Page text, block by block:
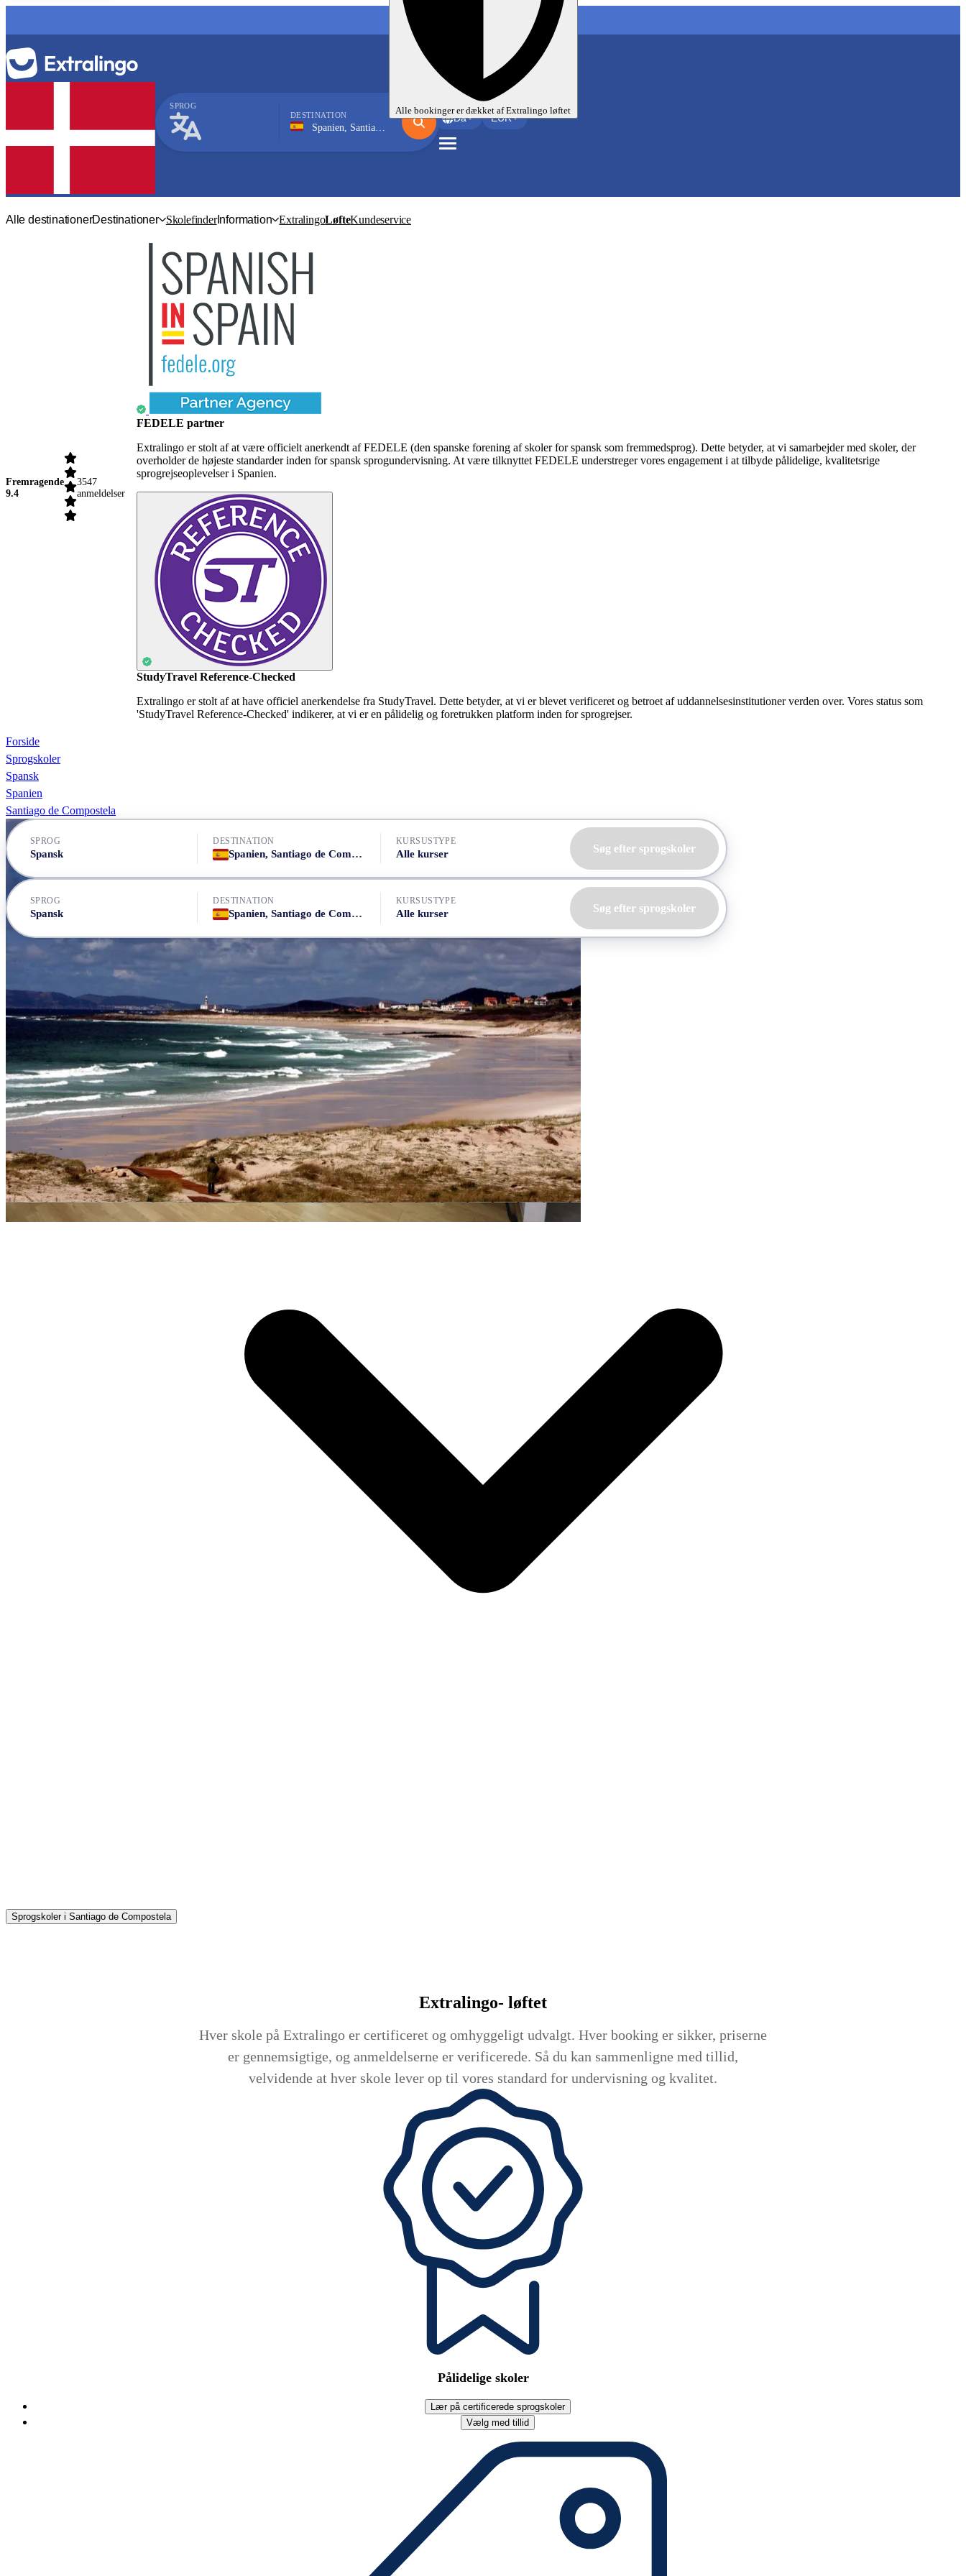
Alle bookinger er dækket afExtralingo løftet
SPROG
DESTINATION
Spanien, Santiago de Compostela
Mine sprogrejser
Da EUR
Alle destinationerDestinationer SkolefinderInformation ExtralingoLøfteKundeservice
Fremragende
9.4
3547
anmeldelser
FEDELE partner
Extralingo er stolt af at være officielt anerkendt af FEDELE (den spanske forening af skoler for spansk som fremmedsprog). Dette betyder, at vi samarbejder med skoler, der
overholder de højeste standarder inden for spansk sprogundervisning. At være tilknyttet FEDELE understreger vores engagement i at tilbyde pålidelige, kvalitetsrige
sprogrejseoplevelser i Spanien.
StudyTravel Reference-Checked
Extralingo er stolt af at have officiel anerkendelse fra StudyTravel. Dette betyder, at vi er blevet verificeret og betroet af uddannelsesinstitutioner verden over. Vores status som
'StudyTravel Reference-Checked' indikerer, at vi er en pålidelig og foretrukken platform inden for sprogrejser.
Forside
Sprogskoler
Spansk
Spanien
Santiago de Compostela
SPROG
Spansk
DESTINATION
Spanien, Santiago de Compostela
KURSUSTYPE
Alle kurser Søg efter sprogskoler
SPROG
Spansk
DESTINATION
Spanien, Santiago de Compostela
KURSUSTYPE
Alle kurser Søg efter sprogskoler
Sprogskoler i Santiago de Compostela
Extralingo- løftet
Hver skole på Extralingo er certificeret og omhyggeligt udvalgt. Hver booking er sikker, priserne
er gennemsigtige, og anmeldelserne er verificerede. Så du kan sammenligne med tillid,
velvidende at hver skole lever op til vores standard for undervisning og kvalitet.
Pålidelige skoler
Lær på certificerede sprogskoler
Vælg med tillid